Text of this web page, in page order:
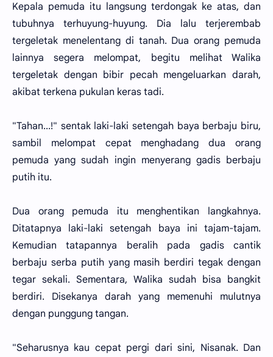
Kepala pemuda itu langsung terdongak ke atas, dan
tubuhnya terhuyung-huyung. Dia lalu terjerembab
tergeletak menelentang di tanah. Dua orang pemuda
lainnya segera melompat, begitu melihat Walika
tergeletak dengan bibir pecah mengeluarkan darah,
akibat terkena pukulan keras tadi.
"Tahan...!" sentak laki-laki setengah baya berbaju biru,
sambil melompat cepat menghadang dua orang
pemuda yang sudah ingin menyerang gadis berbaju
putih itu.
Dua orang pemuda itu menghentikan langkahnya.
Ditatapnya laki-laki setengah baya ini tajam-tajam.
Kemudian tatapannya beralih pada gadis cantik
berbaju serba putih yang masih berdiri tegak dengan
tegar sekali. Sementara, Walika sudah bisa bangkit
berdiri. Disekanya darah yang memenuhi mulutnya
dengan punggung tangan.
"Seharusnya kau cepat pergi dari sini, Nisanak. Dan